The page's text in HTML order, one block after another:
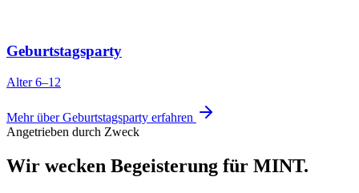
Geburtstagsparty
Alter 6–12
Mehr über Geburtstagsparty erfahren
Angetrieben durch Zweck
Wir wecken Begeisterung für MINT.